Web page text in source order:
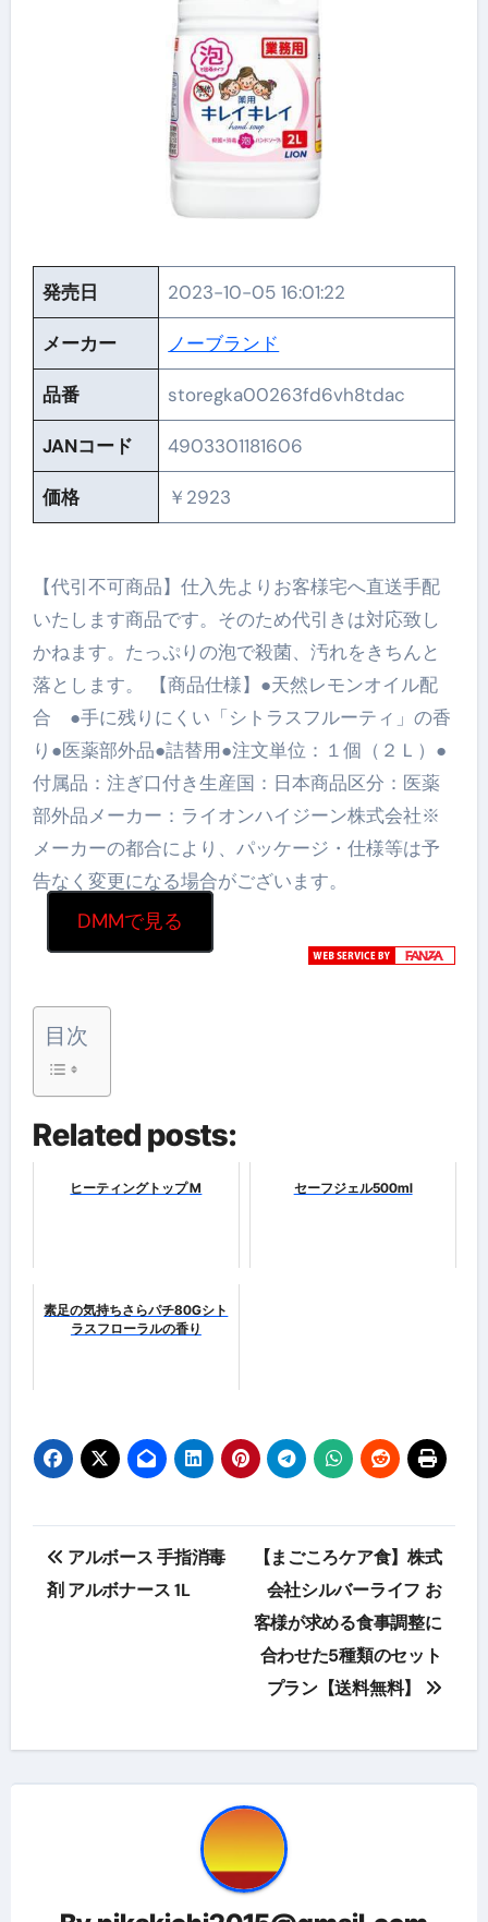
発売日 2023-10-05 16:01:22
メーカー ノーブランド
品番 storegka00263fd6vh8tdac
JANコード 4903301181606
価格 ￥2923
【代引不可商品】仕入先よりお客様宅へ直送手配
いたします商品です。そのため代引きは対応致し
かねます。たっぷりの泡で殺菌、汚れをきちんと
落とします。 【商品仕様】●天然レモンオイル配
合 ●手に残りにくい「シトラスフルーティ」の香
り●医薬部外品●詰替用●注文単位：１個（２Ｌ）●
付属品：注ぎ口付き生産国：日本商品区分：医薬
部外品メーカー：ライオンハイジーン株式会社※
メーカーの都合により、パッケージ・仕様等は予
告なく変更になる場合がございます。
DMMで見る
目次
Related posts:
ヒーティングトップ M セーフジェル500ml
素足の気持ちさらパチ80Gシト
ラスフローラルの香り
投
稿
ン
アルボース 手指消毒
剤 アルボナース 1L
【まごころケア食】株式
会社シルバーライフ お
客様が求める食事調整に
合わせた5種類のセット
プラン【送料無料】